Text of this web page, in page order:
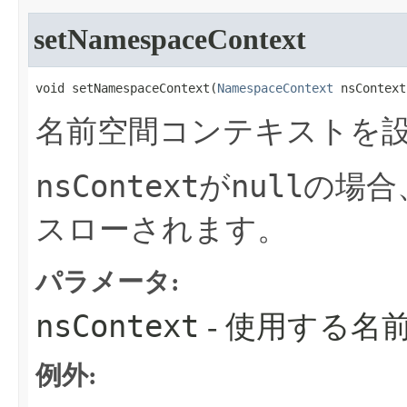
setNamespaceContext
void setNamespaceContext​(NamespaceContext
名前空間コンテキストを
nsContextがnullの場合
スローされます。
パラメータ:
nsContext - 使用する名
例外: